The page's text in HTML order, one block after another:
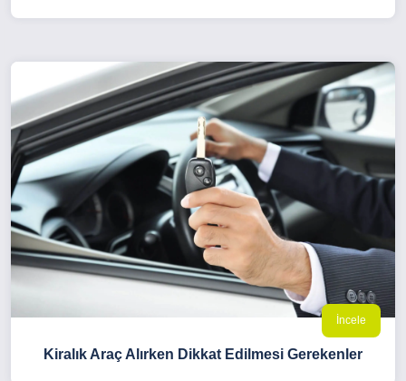
İncele
Kiralık Araç Alırken Dikkat Edilmesi Gerekenler